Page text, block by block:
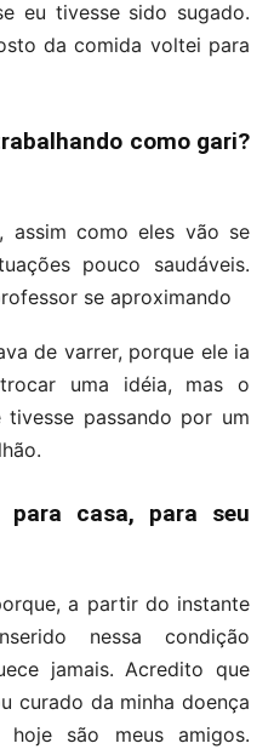
eu tivesse sido sugado.
da comida voltei para
como gari?
assim como eles vão se
pouco saudáveis.
se aproximando
de varrer, porque ele ia
uma idéia, mas o
passando por um
casa, para seu
a partir do instante
nessa condição
jamais. Acredito que
curado da minha doença
hoje são meus amigos.